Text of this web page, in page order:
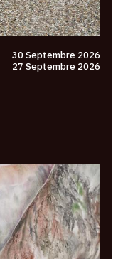
30 Septembre 2026
27 Septembre 2026